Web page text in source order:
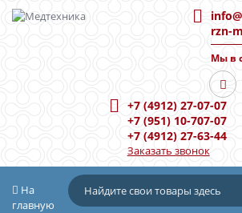
rzn-
Мы в
+7 (4912) 27-07-07
+7 (951) 10-707-07
+7 (4912) 27-63-44
Заказать звонок
На
главную